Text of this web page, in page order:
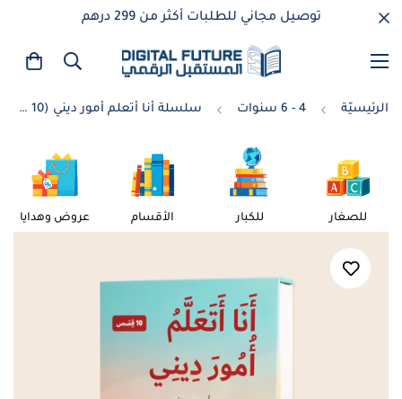
توصيل مجاني للطلبات أكثر من 299 درهم
الرئيسيّة 4 - 6 سنوات سلسلة أنا أتعلم أمور ديني (10 كتب)
للصغار للكبار الأقسام عروض وهدايا